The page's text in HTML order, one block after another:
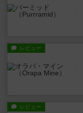
レビュー
レビュー